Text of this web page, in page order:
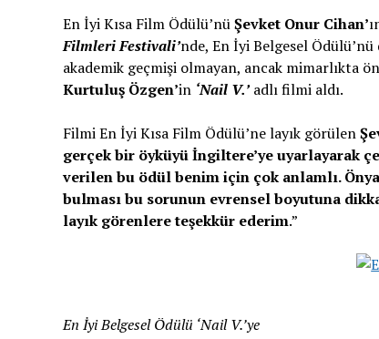
En İyi Kısa Film Ödülü’nüŞevket Onur Cihan’
Filmleri Festivali’nde, En İyi Belgesel Ödülü’nü
akademik geçmişi olmayan, ancak mimarlıkta
Kurtuluş Özgen’in ‘Nail V.’adlı filmi aldı.
Filmi En İyi Kısa Film Ödülü’ne layık görülen
gerçek bir öyküyü İngiltere’ye uyarlayarak
verilen bu ödül benim için çok anlamlı.
bulması bu sorunun evrensel boyutuna
layık görenlere teşekkür ederim.”
En İyi Belgesel Ödülü ‘Nail V.’ye